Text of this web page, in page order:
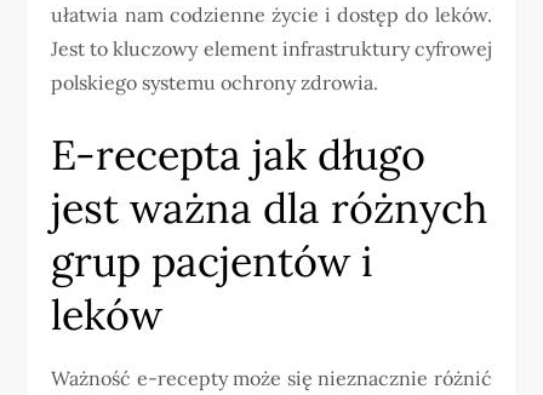
ułatwia nam codzienne życie i dostęp do leków.
Jest to kluczowy element infrastruktury cyfrowej
polskiego systemu ochrony zdrowia.
E-recepta jak długo
jest ważna dla różnych
grup pacjentów i
leków
Ważność e-recepty może się nieznacznie różnić